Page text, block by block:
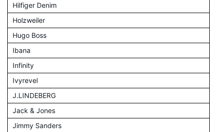
Hilfiger Denim
Holzweiler
Hugo Boss
Ibana
Infinity
Ivyrevel
J.LINDEBERG
Jack & Jones
Jimmy Sanders